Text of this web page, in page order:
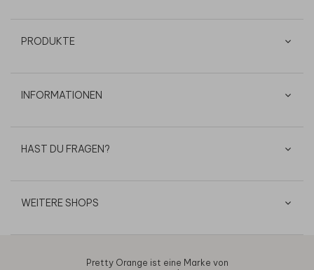
PRODUKTE
INFORMATIONEN
HAST DU FRAGEN?
WEITERE SHOPS
Pretty Orange ist eine Marke von